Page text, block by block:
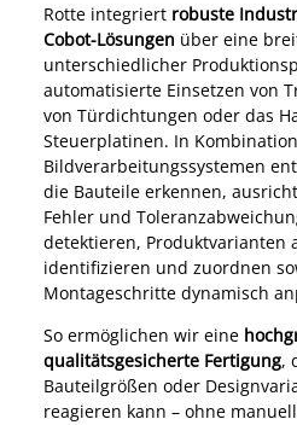
Rotte integriert robuste
Cobot-Lösungen über eine
unterschiedlicher
automatisierte Einsetzen von
von Türdichtungen oder das
Steuerplatinen. In
Bildverarbeitungssystemen
die Bauteile erkennen,
Fehler und
detektieren, Produktvarianten
identifizieren und zuordnen
Montageschritte dynamisch
So ermöglichen wir eine
qualitätsgesicherte Fertigung,
Bauteilgrößen oder
reagieren kann – ohne